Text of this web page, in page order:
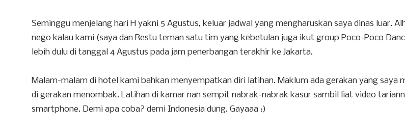
Seminggu menjelang hari H yakni 5 Agustus, keluar jadwal yang mengharuskan saya dinas luar.
nego kalau kami (saya dan Restu teman satu tim yang kebetulan juga ikut group Poco-Poco
lebih dulu di tanggal 4 Agustus pada jam penerbangan terakhir ke Jakarta.
Malam-malam di hotel kami bahkan menyempatkan diri latihan. Maklum ada gerakan yang saya
di gerakan menombak. Latihan di kamar nan sempit nabrak-nabrak kasur sambil liat video
smartphone. Demi apa coba? demi Indonesia dung. Gayaaa :)